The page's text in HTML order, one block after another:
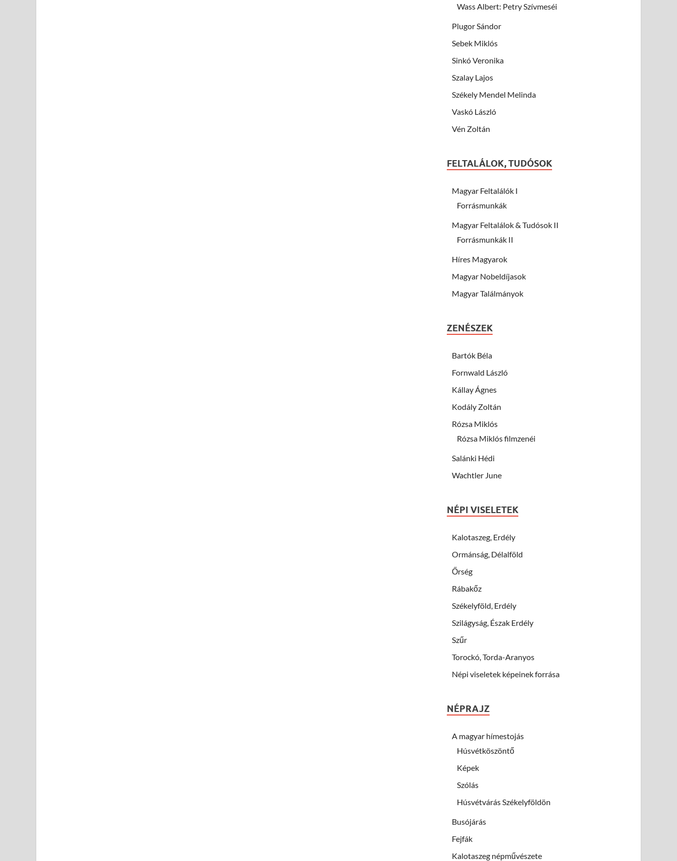
Wass Albert: Petry Szívmeséi
Plugor Sándor
Sebek Miklós
Sinkó Veronika
Szalay Lajos
Székely Mendel Melinda
Vaskó László
Vén Zoltán
FELTALÁLOK, TUDÓSOK
Magyar Feltalálók I
Forrásmunkák
Magyar Feltalálok & Tudósok II
Forrásmunkák II
Híres Magyarok
Magyar Nobeldíjasok
Magyar Találmányok
ZENÉSZEK
Bartók Béla
Fornwald László
Kállay Ágnes
Kodály Zoltán
Rózsa Miklós
Rózsa Miklós filmzenéi
Salánki Hédi
Wachtler June
NÉPI VISELETEK
Kalotaszeg, Erdély
Ormánság, Délalföld
Őrség
Rábakőz
Székelyföld, Erdély
Szilágyság, Észak Erdély
Szűr
Torockó, Torda-Aranyos
Népi viseletek képeinek forrása
NÉPRAJZ
A magyar hímestojás
Húsvétköszöntő
Képek
Szólás
Húsvétvárás Székelyföldön
Busójárás
Fejfák
Kalotaszeg népművészete